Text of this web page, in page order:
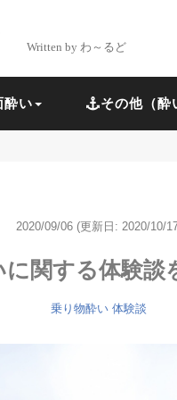
Written by わ～るど
酔い その他（酔
2020/09/06 (更新日: 2020/10/
に関する体験
乗り物酔い 体験談